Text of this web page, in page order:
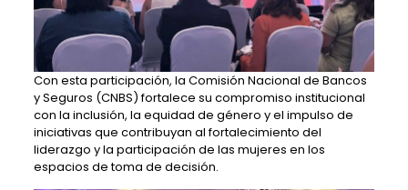
Con esta participación, la Comisión Nacional de Bancos
y Seguros (CNBS) fortalece su compromiso institucional
con la inclusión, la equidad de género y el impulso de
iniciativas que contribuyan al fortalecimiento del
liderazgo y la participación de las mujeres en los
espacios de toma de decisión.